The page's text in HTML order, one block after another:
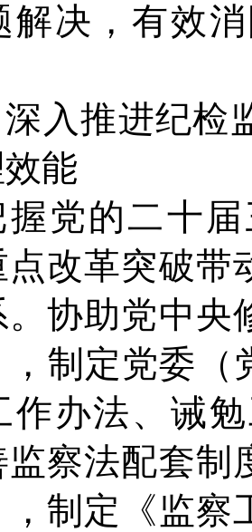
解决，有效
深入推进纪
能
握党的二十
改革突破带
协助党中央
制定党委（
作办法、诫
察法配套制
制定《监察